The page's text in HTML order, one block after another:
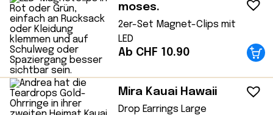
moses.
2er-Set Magnet-Clips mit
LED
Ab CHF 10.90
Mira Kauai Hawaii
Drop Earrings Large